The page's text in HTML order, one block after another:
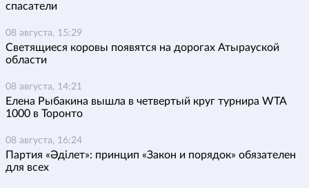
спасатели
08 августа, 15:29
Светящиеся коровы появятся на дорогах Атырауской
области
08 августа, 14:21
Елена Рыбакина вышла в четвертый круг турнира WTA
1000 в Торонто
08 августа, 16:24
Партия «Әділет»: принцип «Закон и порядок» обязателен
для всех